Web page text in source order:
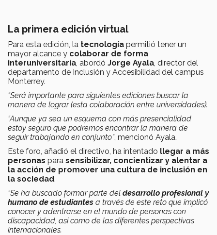
La primera edición virtual
Para esta edición, la tecnología permitió tener un
mayor alcance y colaborar de forma
interuniversitaria, abordó Jorge Ayala, director del
departamento de Inclusión y Accesibilidad del campus
Monterrey.
“Será importante para siguientes ediciones buscar la
manera de lograr (esta colaboración entre universidades).
“Aunque ya sea un esquema con más presencialidad
estoy seguro que podremos encontrar la manera de
seguir trabajando en conjunto”, mencionó Ayala.
Este foro, añadió el directivo, ha intentado llegar a más
personas para sensibilizar, concientizar y alentar a
la acción de promover una cultura de inclusión en
la sociedad.
“Se ha buscado formar parte del desarrollo profesional y
humano de estudiantes a través de este reto que implicó
conocer y adentrarse en el mundo de personas con
discapacidad, así como de las diferentes perspectivas
internacionales.